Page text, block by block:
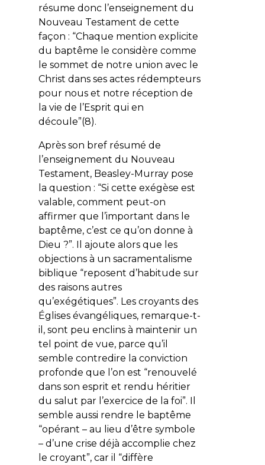
résume donc l’enseignement du
Nouveau Testament de cette
façon : “Chaque mention explicite
du baptême le considère comme
le sommet de notre union avec le
Christ dans ses actes rédempteurs
pour nous et notre réception de
la vie de l’Esprit qui en
découle”(8).
Après son bref résumé de
l’enseignement du Nouveau
Testament, Beasley-Murray pose
la question : “Si cette exégèse est
valable, comment peut-on
affirmer que l’important dans le
baptême, c’est ce qu’on donne à
Dieu ?”. Il ajoute alors que les
objections à un sacramentalisme
biblique “reposent d’habitude sur
des raisons autres
qu’exégétiques”. Les croyants des
Églises évangéliques, remarque-t-
il, sont peu enclins à maintenir un
tel point de vue, parce qu’il
semble contredire la conviction
profonde que l’on est “renouvelé
dans son esprit et rendu héritier
du salut par l’exercice de la foi”. Il
semble aussi rendre le baptême
“opérant – au lieu d’être symbole
– d’une crise déjà accomplie chez
le croyant”, car il “diffère